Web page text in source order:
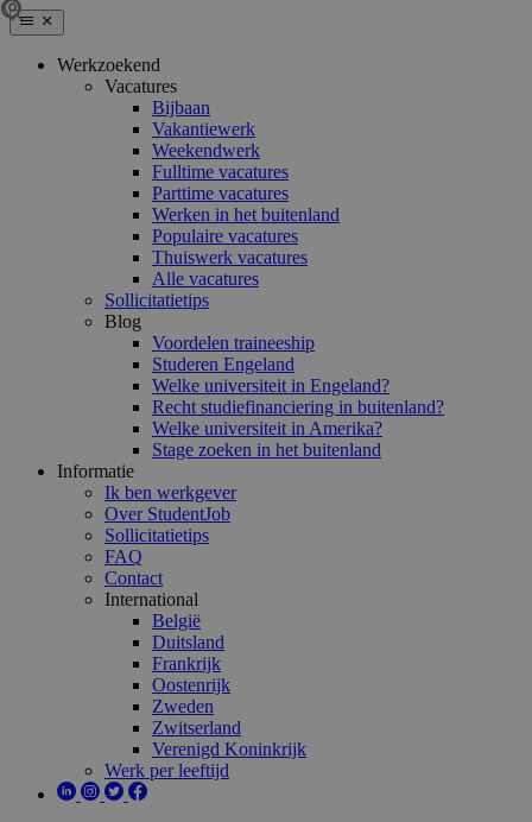
Werkzoekend
Vacatures
Bijbaan
Vakantiewerk
Weekendwerk
Fulltime vacatures
Parttime vacatures
Werken in het buitenland
Populaire vacatures
Thuiswerk vacatures
Alle vacatures
Sollicitatietips
Blog
Voordelen traineeship
Studeren Engeland
Welke universiteit in Engeland?
Recht studiefinanciering in buitenland?
Welke universiteit in Amerika?
Stage zoeken in het buitenland
Informatie
Ik ben werkgever
Over StudentJob
Sollicitatietips
FAQ
Contact
International
België
Duitsland
Frankrijk
Oostenrijk
Zweden
Zwitserland
Verenigd Koninkrijk
Werk per leeftijd